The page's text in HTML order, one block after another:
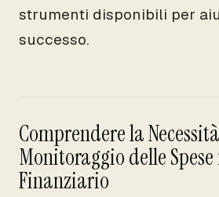
strumenti disponibili per
successo.
Comprendere la
Monitoraggio delle
Finanziario